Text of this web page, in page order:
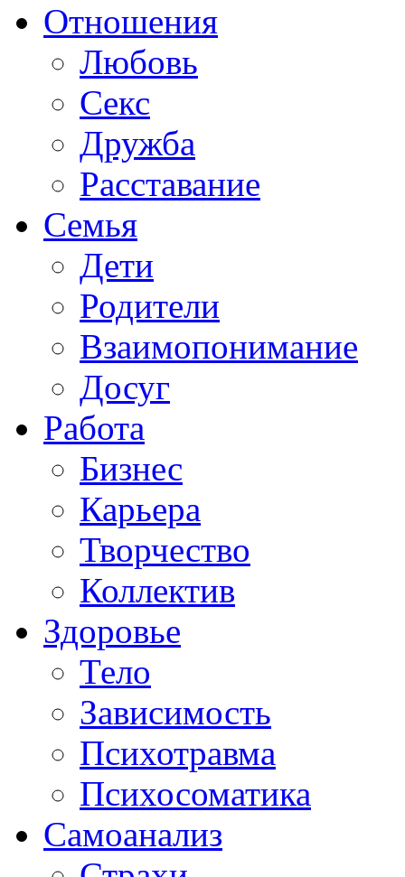
Отношения
Любовь
Секс
Дружба
Расставание
Семья
Дети
Родители
Взаимопонимание
Досуг
Работа
Бизнес
Карьера
Творчество
Коллектив
Здоровье
Тело
Зависимость
Психотравма
Психосоматика
Самоанализ